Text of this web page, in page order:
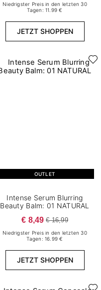
Niedrigster Preis in den letzten 30
Tagen: 11.99 €
JETZT SHOPPEN
OUTLET
Intense Serum Blurring
Beauty Balm: 01 NATURAL
€ 8,49 € 16,99
Niedrigster Preis in den letzten 30
Tagen: 16.99 €
JETZT SHOPPEN